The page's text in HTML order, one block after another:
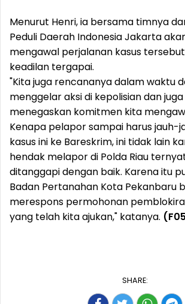
Menurut Henri, ia bersama timnya
Peduli Daerah Indonesia Jakarta
mengawal perjalanan kasus
keadilan tergapai.
"Kita juga rencananya dalam waktu
menggelar aksi di kepolisian dan juga
menegaskan komitmen kita
Kenapa pelapor sampai harus jauh-
kasus ini ke Bareskrim, ini tidak lain
hendak melapor di Polda Riau
ditanggapi dengan baik. Karena itu
Badan Pertanahan Kota Pekanbaru
merespons permohonan
yang telah kita ajukan," katanya.
SHARE: